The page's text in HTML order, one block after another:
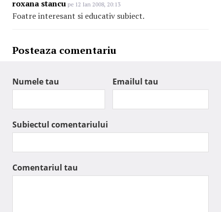
roxana stancu pe 12 Ian 2008, 20:13
Foatre interesant si educativ subiect.
Posteaza comentariu
Numele tau Emailul tau
Subiectul comentariului
Comentariul tau